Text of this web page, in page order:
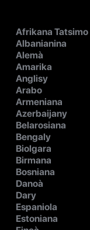
Afrikana Tatsimo
Albanianina
Alemà
Amarika
Anglisy
Arabo
Armeniana
Azerbaijany
Belarosiana
Bengaly
Biolgara
Birmana
Bosniana
Danoà
Dary
Espaniola
Estoniana